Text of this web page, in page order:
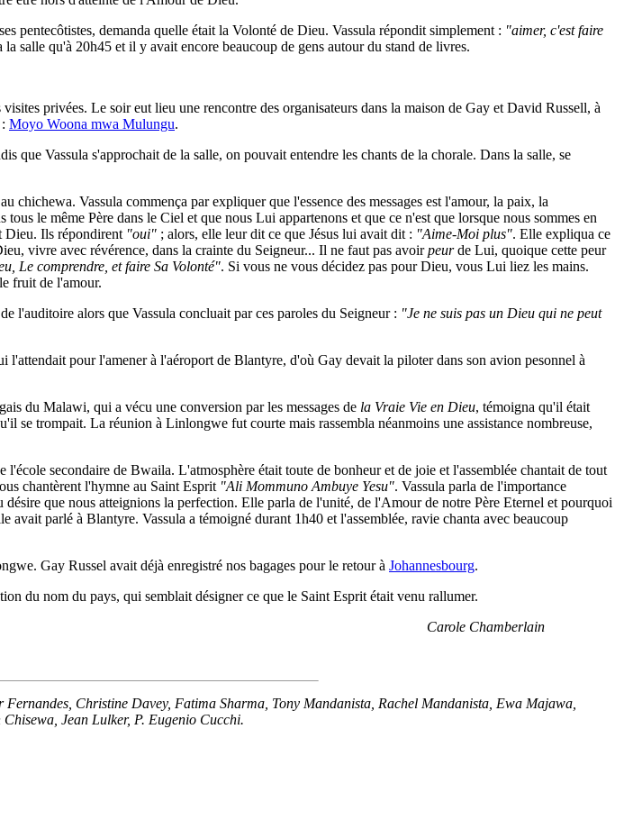
pentecôtistes, demanda quelle était la Volonté de Dieu. Vassula répondit simplement : "aimer, c'est faire
salle qu'à 20h45 et il y avait encore beaucoup de gens autour du stand de livres.
privées. Le soir eut lieu une rencontre des organisateurs dans la maison de Gay et David Russell, à
: Moyo Woona mwa Mulungu.
que Vassula s'approchait de la salle, on pouvait entendre les chants de la chorale. Dans la salle, se
Vassula commença par expliquer que l'essence des messages est l'amour, la paix, la
le même Père dans le Ciel et que nous Lui appartenons et que ce n'est que lorsque nous sommes en
Dieu. Ils répondirent "oui" ; alors, elle leur dit ce que Jésus lui avait dit : "Aime-Moi plus". Elle expliqua ce
vivre avec révérence, dans la crainte du Seigneur... Il ne faut pas avoirpeurde Lui, quoique cette peur
Le comprendre, et faire Sa Volonté". Si vous ne vous décidez pas pour Dieu, vous Lui liez les mains.
fruit de l'amour.
l'auditoire alors que Vassula concluait par ces paroles du Seigneur : "Je ne suis pas un Dieu qui ne peut
pour l'amener à l'aéroport de Blantyre, d'où Gay devait la piloter dans son avion pesonnel à
du Malawi, qui a vécu une conversion par les messages de la Vraie Vie en Dieu, témoigna qu'il était
se trompait. La réunion à Linlongwe fut courte mais rassembla néanmoins une assistance nombreuse,
secondaire de Bwaila. L'atmosphère était toute de bonheur et de joie et l'assemblée chantait de tout
chantèrent l'hymne au Saint Esprit "Ali Mommuno Ambuye Yesu". Vassula parla de l'importance
que nous atteignions la perfection. Elle parla de l'unité, de l'Amour de notre Père Eternel et pourquoi
parlé à Blantyre. Vassula a témoigné durant 1h40 et l'assemblée, ravie chanta avec beaucoup
Gay Russel avait déjà enregistré nos bagages pour le retour à Johannesbourg.
du nom du pays, qui semblait désigner ce que le Saint Esprit était venu rallumer.
Carole Chamberlain
Fernandes, Christine Davey, Fatima Sharma, Tony Mandanista, Rachel Mandanista, Ewa Majawa,
Jean Lulker, P. Eugenio Cucchi.